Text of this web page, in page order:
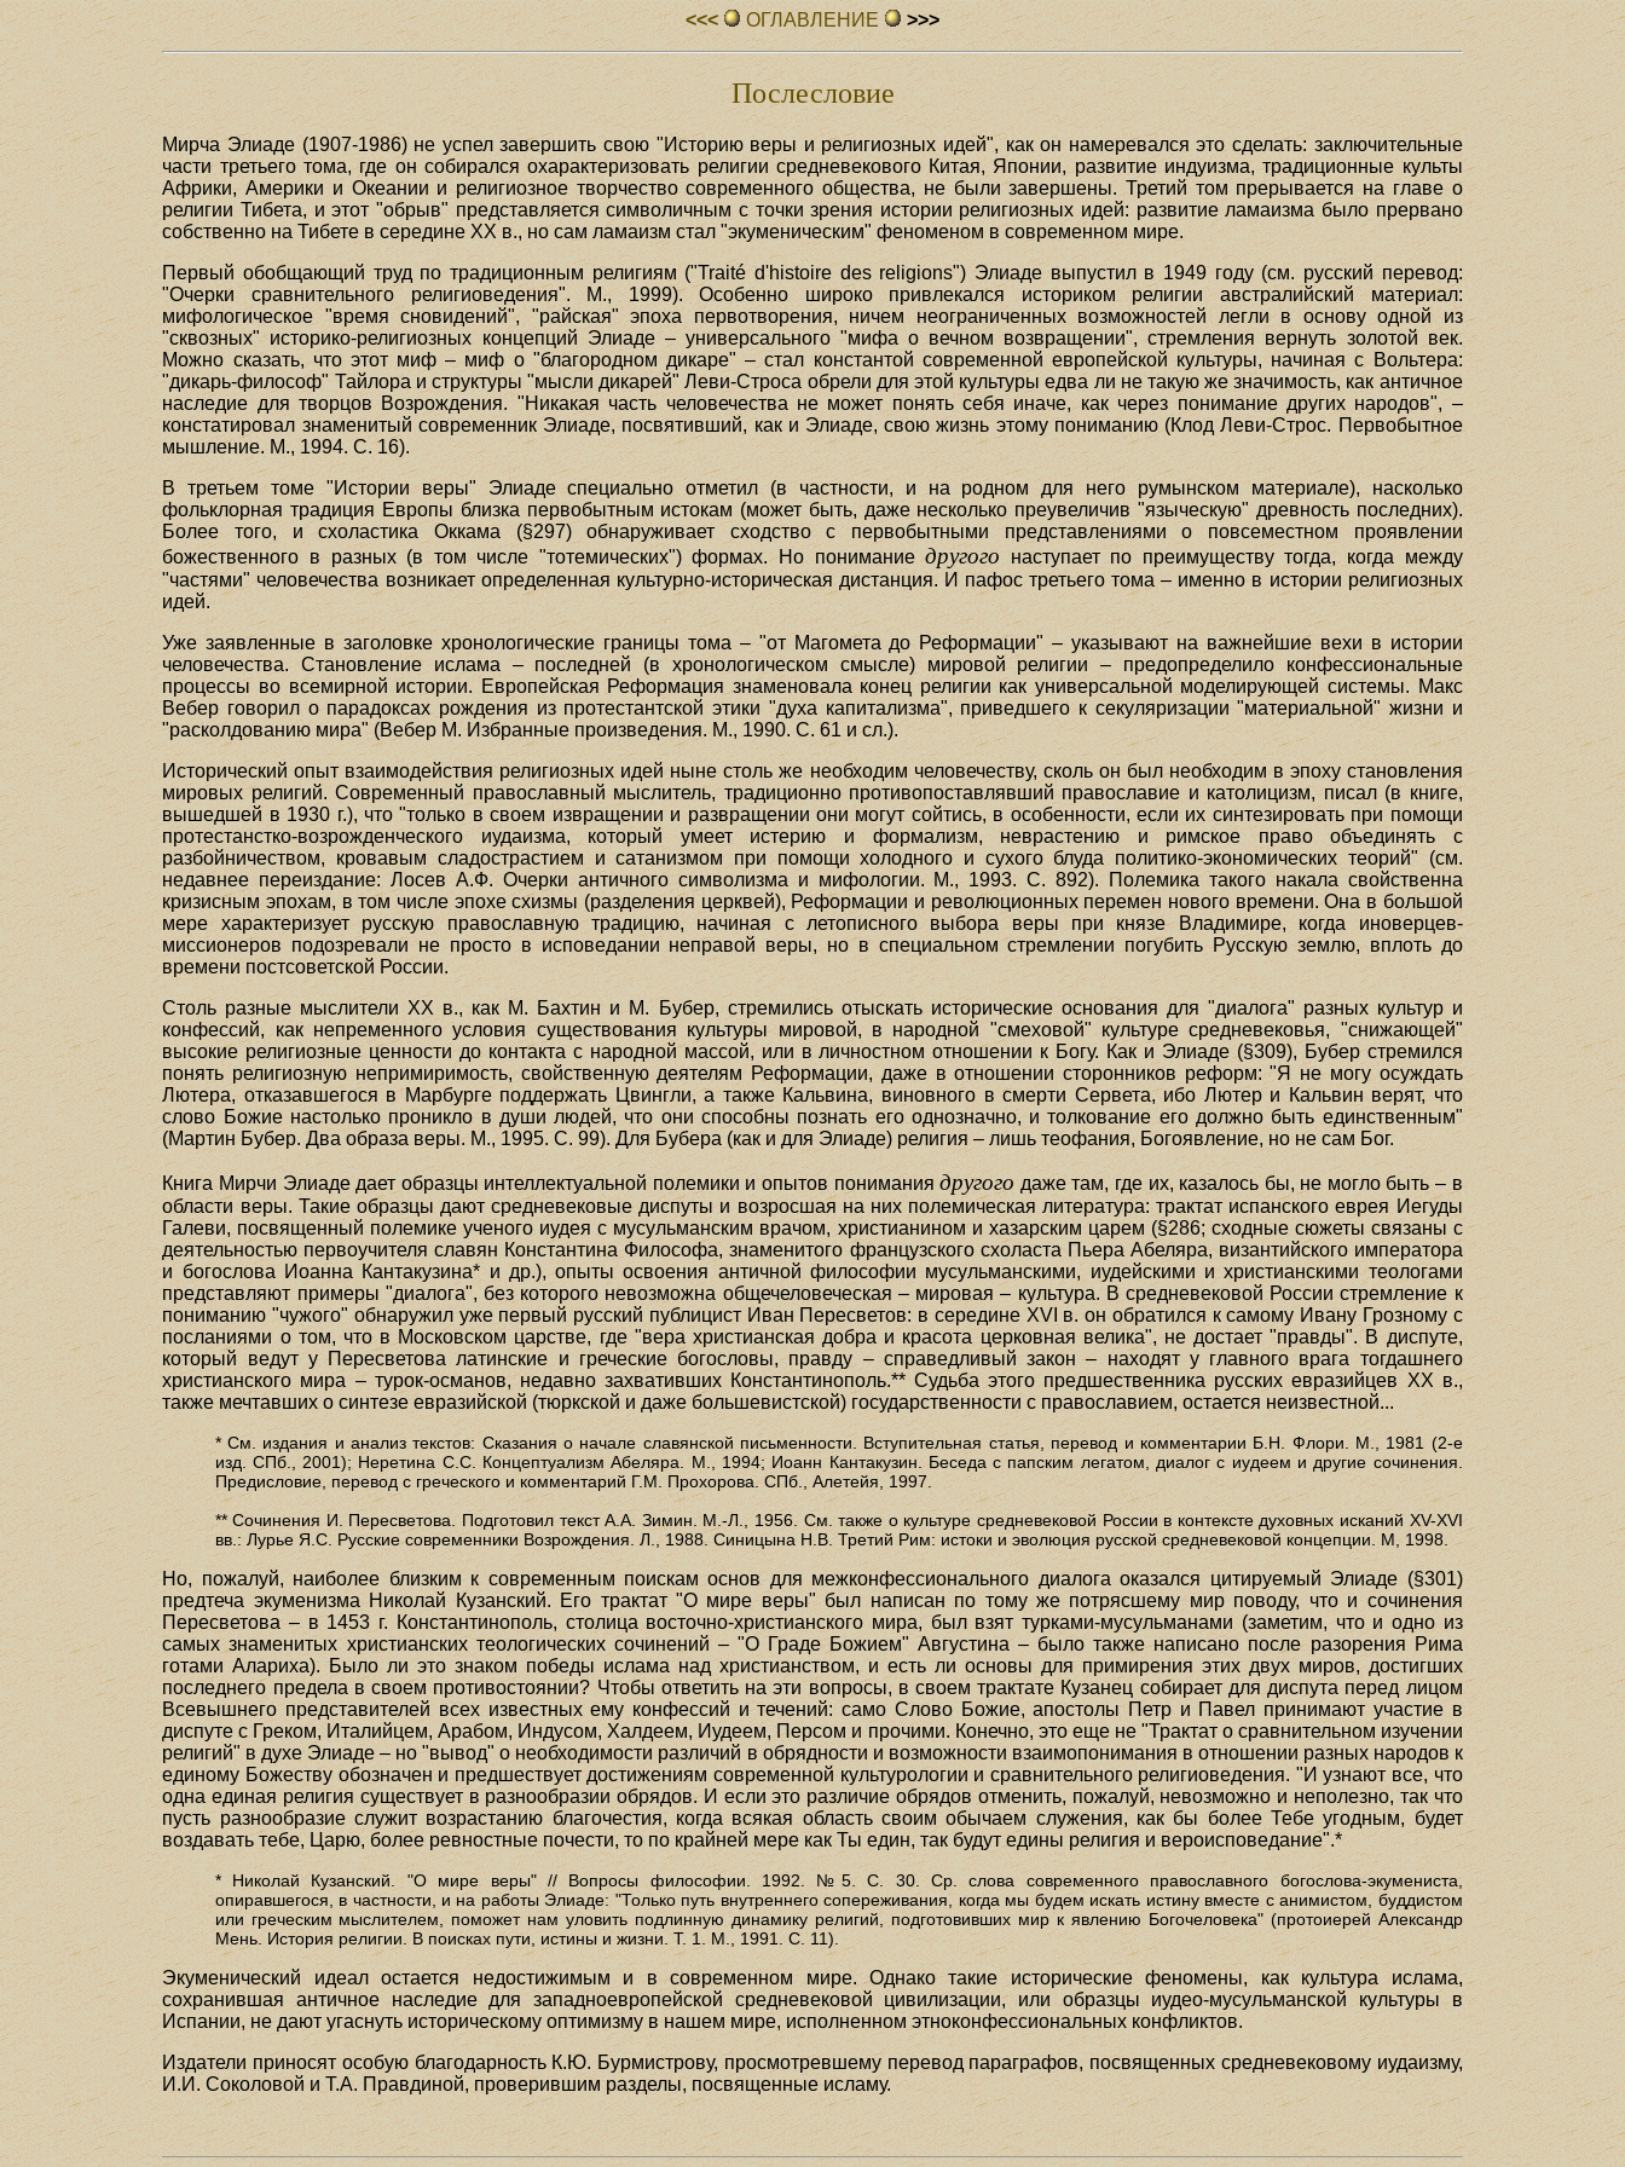
<<< ОГЛАВЛЕHИЕ >>>
Послесловие
Мирча Элиаде (1907-1986) не успел завершить свою "Историю веры и религиозных идей", как он намеревался это сделать: заключительные
части третьего тома, где он собирался охарактеризовать религии средневекового Китая, Японии, развитие индуизма, традиционные культы
Африки, Америки и Океании и религиозное творчество современного общества, не были завершены. Третий том прерывается на главе о
религии Тибета, и этот "обрыв" представляется символичным с точки зрения истории религиозных идей: развитие ламаизма было прервано
собственно на Тибете в середине XX в., но сам ламаизм стал "экуменическим" феноменом в современном мире.
Первый обобщающий труд по традиционным религиям ("Traité d'histoire des religions") Элиаде выпустил в 1949 году (см. русский перевод:
"Очерки сравнительного религиоведения". М., 1999). Особенно широко привлекался историком религии австралийский материал:
мифологическое "время сновидений", "райская" эпоха первотворения, ничем неограниченных возможностей легли в основу одной из
"сквозных" историко-религиозных концепций Элиаде – универсального "мифа о вечном возвращении", стремления вернуть золотой век.
Можно сказать, что этот миф – миф о "благородном дикаре" – стал константой современной европейской культуры, начиная с Вольтера:
"дикарь-философ" Тайлора и структуры "мысли дикарей" Леви-Строса обрели для этой культуры едва ли не такую же значимость, как античное
наследие для творцов Возрождения. "Никакая часть человечества не может понять себя иначе, как через понимание других народов", –
констатировал знаменитый современник Элиаде, посвятивший, как и Элиаде, свою жизнь этому пониманию (Клод Леви-Строс. Первобытное
мышление. М., 1994. С. 16).
В третьем томе "Истории веры" Элиаде специально отметил (в частности, и на родном для него румынском материале), насколько
фольклорная традиция Европы близка первобытным истокам (может быть, даже несколько преувеличив "языческую" древность последних).
Более того, и схоластика Оккама (§297) обнаруживает сходство с первобытными представлениями о повсеместном проявлении
божественного в разных (в том числе "тотемических") формах. Но пониманиедругого наступает по преимуществу тогда, когда между
"частями" человечества возникает определенная культурно-историческая дистанция. И пафос третьего тома – именно в истории религиозных
идей.
Уже заявленные в заголовке хронологические границы тома – "от Магомета до Реформации" – указывают на важнейшие вехи в истории
человечества. Становление ислама – последней (в хронологическом смысле) мировой религии – предопределило конфессиональные
процессы во всемирной истории. Европейская Реформация знаменовала конец религии как универсальной моделирующей системы. Макс
Вебер говорил о парадоксах рождения из протестантской этики "духа капитализма", приведшего к секуляризации "материальной" жизни и
"расколдованию мира" (Вебер М. Избранные произведения. М., 1990. С. 61 и сл.).
Исторический опыт взаимодействия религиозных идей ныне столь же необходим человечеству, сколь он был необходим в эпоху становления
мировых религий. Современный православный мыслитель, традиционно противопоставлявший православие и католицизм, писал (в книге,
вышедшей в 1930 г.), что "только в своем извращении и развращении они могут сойтись, в особенности, если их синтезировать при помощи
протестанстко-возрожденческого иудаизма, который умеет истерию и формализм, неврастению и римское право объединять с
разбойничеством, кровавым сладострастием и сатанизмом при помощи холодного и сухого блуда политико-экономических теорий" (см.
недавнее переиздание: Лосев А.Ф. Очерки античного символизма и мифологии. М., 1993. С. 892). Полемика такого накала свойственна
кризисным эпохам, в том числе эпохе схизмы (разделения церквей), Реформации и революционных перемен нового времени. Она в большой
мере характеризует русскую православную традицию, начиная с летописного выбора веры при князе Владимире, когда иноверцев-
миссионеров подозревали не просто в исповедании неправой веры, но в специальном стремлении погубить Русскую землю, вплоть до
времени постсоветской России.
Столь разные мыслители XX в., как М. Бахтин и М. Бубер, стремились отыскать исторические основания для "диалога" разных культур и
конфессий, как непременного условия существования культуры мировой, в народной "смеховой" культуре средневековья, "снижающей"
высокие религиозные ценности до контакта с народной массой, или в личностном отношении к Богу. Как и Элиаде (§309), Бубер стремился
понять религиозную непримиримость, свойственную деятелям Реформации, даже в отношении сторонников реформ: "Я не могу осуждать
Лютера, отказавшегося в Марбурге поддержать Цвингли, а также Кальвина, виновного в смерти Сервета, ибо Лютер и Кальвин верят, что
слово Божие настолько проникло в души людей, что они способны познать его однозначно, и толкование его должно быть единственным"
(Мартин Бубер. Два образа веры. М., 1995. С. 99). Для Бубера (как и для Элиаде) религия – лишь теофания, Богоявление, но не сам Бог.
Книга Мирчи Элиаде дает образцы интеллектуальной полемики и опытов пониманиядругого даже там, где их, казалось бы, не могло быть – в
области веры. Такие образцы дают средневековые диспуты и возросшая на них полемическая литература: трактат испанского еврея Иегуды
Галеви, посвященный полемике ученого иудея с мусульманским врачом, христианином и хазарским царем (§286; сходные сюжеты связаны с
деятельностью первоучителя славян Константина Философа, знаменитого французского схоласта Пьера Абеляра, византийского императора
и богослова Иоанна Кантакузина* и др.), опыты освоения античной философии мусульманскими, иудейскими и христианскими теологами
представляют примеры "диалога", без которого невозможна общечеловеческая – мировая – культура. В средневековой России стремление к
пониманию "чужого" обнаружил уже первый русский публицист Иван Пересветов: в середине XVI в. он обратился к самому Ивану Грозному с
посланиями о том, что в Московском царстве, где "вера христианская добра и красота церковная велика", не достает "правды". В диспуте,
который ведут у Пересветова латинские и греческие богословы, правду – справедливый закон – находят у главного врага тогдашнего
христианского мира – турок-османов, недавно захвативших Константинополь.** Судьба этого предшественника русских евразийцев XX в.,
также мечтавших о синтезе евразийской (тюркской и даже большевистской) государственности с православием, остается неизвестной...
* См. издания и анализ текстов: Сказания о начале славянской письменности. Вступительная статья, перевод и комментарии Б.Н. Флори. М., 1981 (2-е
изд. СПб., 2001); Неретина С.С. Концептуализм Абеляра. М., 1994; Иоанн Кантакузин. Беседа с папским легатом, диалог с иудеем и другие сочинения.
Предисловие, перевод с греческого и комментарий Г.М. Прохорова. СПб., Алетейя, 1997.
** Сочинения И. Пересветова. Подготовил текст A.A. Зимин. М.-Л., 1956. См. также о культуре средневековой России в контексте духовных исканий XV-XVI
вв.: Лурье Я.С. Русские современники Возрождения. Л., 1988. Синицына Н.В. Третий Рим: истоки и эволюция русской средневековой концепции. М, 1998.
Но, пожалуй, наиболее близким к современным поискам основ для межконфессионального диалога оказался цитируемый Элиаде (§301)
предтеча экуменизма Николай Кузанский. Его трактат "О мире веры" был написан по тому же потрясшему мир поводу, что и сочинения
Пересветова – в 1453 г. Константинополь, столица восточно-христианского мира, был взят турками-мусульманами (заметим, что и одно из
самых знаменитых христианских теологических сочинений – "О Граде Божием" Августина – было также написано после разорения Рима
готами Алариха). Было ли это знаком победы ислама над христианством, и есть ли основы для примирения этих двух миров, достигших
последнего предела в своем противостоянии? Чтобы ответить на эти вопросы, в своем трактате Кузанец собирает для диспута перед лицом
Всевышнего представителей всех известных ему конфессий и течений: само Слово Божие, апостолы Петр и Павел принимают участие в
диспуте с Греком, Италийцем, Арабом, Индусом, Халдеем, Иудеем, Персом и прочими. Конечно, это еще не "Трактат о сравнительном изучении
религий" в духе Элиаде – но "вывод" о необходимости различий в обрядности и возможности взаимопонимания в отношении разных народов к
единому Божеству обозначен и предшествует достижениям современной культурологии и сравнительного религиоведения. "И узнают все, что
одна единая религия существует в разнообразии обрядов. И если это различие обрядов отменить, пожалуй, невозможно и неполезно, так что
пусть разнообразие служит возрастанию благочестия, когда всякая область своим обычаем служения, как бы более Тебе угодным, будет
воздавать тебе, Царю, более ревностные почести, то по крайней мере как Ты един, так будут едины религия и вероисповедание".*
* Николай Кузанский. "О мире веры" // Вопросы философии. 1992. №5. С. 30. Ср. слова современного православного богослова-экумениста,
опиравшегося, в частности, и на работы Элиаде: "Только путь внутреннего сопереживания, когда мы будем искать истину вместе с анимистом, буддистом
или греческим мыслителем, поможет нам уловить подлинную динамику религий, подготовивших мир к явлению Богочеловека" (протоиерей Александр
Мень. История религии. В поисках пути, истины и жизни. Т. 1. М., 1991. С. 11).
Экуменический идеал остается недостижимым и в современном мире. Однако такие исторические феномены, как культура ислама,
сохранившая античное наследие для западноевропейской средневековой цивилизации, или образцы иудео-мусульманской культуры в
Испании, не дают угаснуть историческому оптимизму в нашем мире, исполненном этноконфессиональных конфликтов.
Издатели приносят особую благодарность К.Ю. Бурмистрову, просмотревшему перевод параграфов, посвященных средневековому иудаизму,
И.И. Соколовой и Т.А. Правдиной, проверившим разделы, посвященные исламу.